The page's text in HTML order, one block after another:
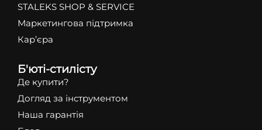
STALEKS SHOP & SERVICE
Маркетингова підтримка
Кар’єра
Б'юті-стилісту
Де купити?
Догляд за інструментом
Наша гарантія